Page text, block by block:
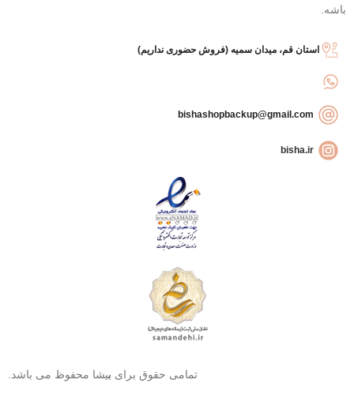
باشه.
استان قم، میدان سمیه (فروش حضوری نداریم)
bisha.ir
تمامی حقوق برای بیشا محفوظ می باشد.